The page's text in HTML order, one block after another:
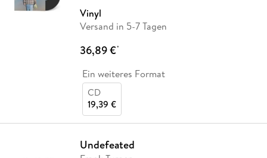
Vinyl
Versand in 5-7 Tagen
36,89 €*
Ein weiteres Format
CD
19,39 €
Undefeated